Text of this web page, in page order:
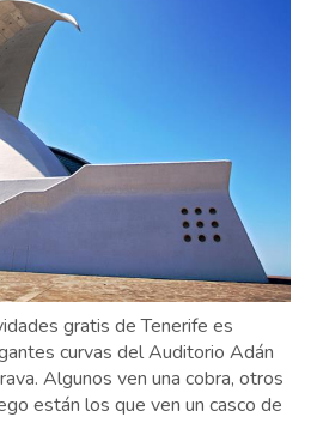
gratis de Tenerife es
curvas del Auditorio Adán
Algunos ven una cobra, otros
están los que ven un casco de